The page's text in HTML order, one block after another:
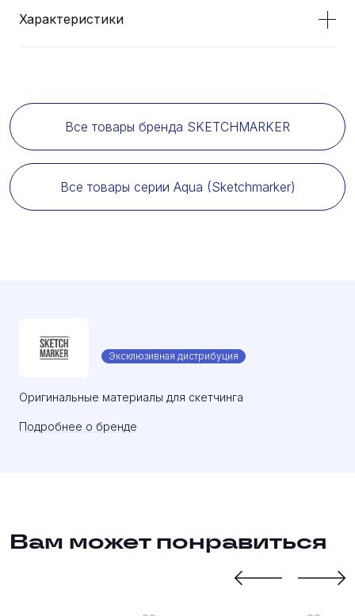
Характеристики
Все товары бренда SKETCHMARKER
Все товары серии Aqua (Sketchmarker)
Эксклюзивная дистрибуция
Оригинальные материалы для скетчинга
Подробнее о бренде
Вам может понравиться